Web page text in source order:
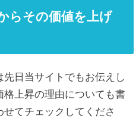
らその価値を上げ
日当サイトでもお伝えし
上昇の理由についても書
てチェックしてくださ